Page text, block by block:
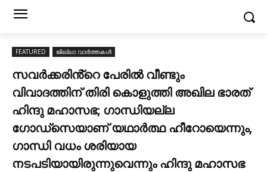
FEATURED ജില്ലാ വാർത്തകൾ
സവർക്കരിൻ്റെ പേരിൽ വീണ്ടും
വിവാദത്തിന് തിരി കൊളുത്തി അഖില ഭാരത്
ഹിന്ദു മഹാസഭ; ഗാന്ധിയല്ല
ഗോഡ്‌സെയാണ് യഥാർത്ഥ ഹീറോയെന്നും,
ഗാന്ധി വധം ശരിയായ
നടപടിയായിരുന്നുവെന്നും ഹിന്ദു മഹാസഭ